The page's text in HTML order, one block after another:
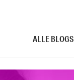
ALLE BLOGS